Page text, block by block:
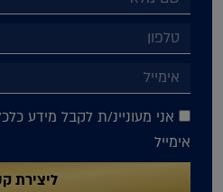
אני מעוניינ/ת לקבל מידע
אימייל
ליצירת